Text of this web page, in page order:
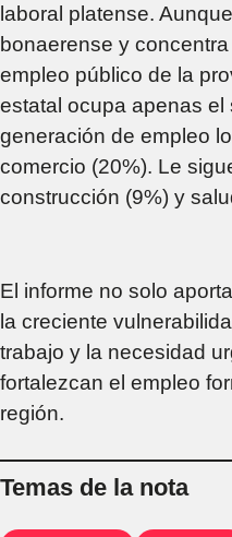
laboral platense.
bonaerense y
empleo público de la
estatal ocupa apenas el
generación de empleo
comercio (20%). Le
construcción (9%) y
El informe no solo
la creciente
trabajo y la necesidad
fortalezcan el empleo
región.
Temas de la nota